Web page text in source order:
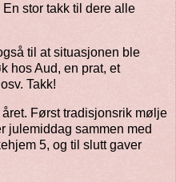
stor takk til dere alle
til at situasjonen ble
hos Aud, en prat, et
Takk!
Først tradisjonsrik mølje
julemiddag sammen med
5, og til slutt gaver